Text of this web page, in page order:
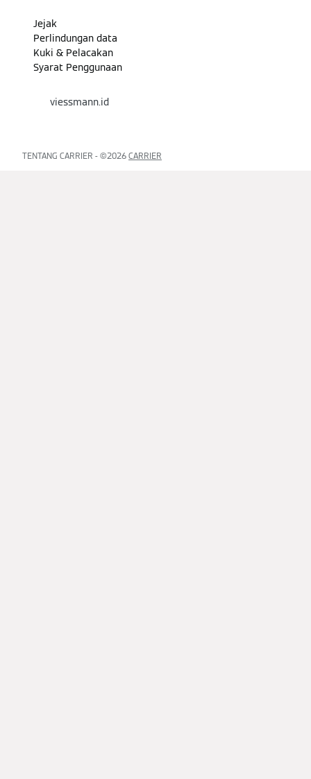
Jejak
Perlindungan data
Kuki & Pelacakan
Syarat Penggunaan
viessmann.id
TENTANG CARRIER - ©️2026 CARRIER